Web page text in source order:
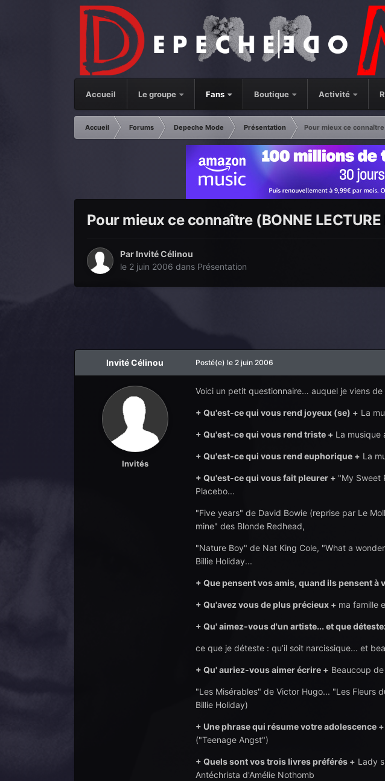
Accueil Le groupe Fans Boutique Activité
Accueil Forums Depeche Mode Présentation
Pour mieux ce
Pour mieux ce connaître (BONNE
Par Invité Célinou
le 2 juin 2006 dans Présentation
Invité Célinou
Invités
Posté(e) le 2 juin 2006
Voici un petit questionnaire… auquel je viens
+ Qu'est-ce qui vous rend joyeux (se) + La
+ Qu'est-ce qui vous rend triste + La musique
+ Qu'est-ce qui vous rend euphorique + La
+ Qu'est-ce qui vous fait pleurer + "My Sweet
Placebo...
"Five years" de David Bowie (reprise par Le
mine" des Blonde Redhead,
"Nature Boy" de Nat King Cole, "What a
Billie Holiday...
+ Que pensent vos amis, quand ils pensent à
+ Qu'avez vous de plus précieux + ma famille
+ Qu' aimez-vous d'un artiste... et que
ce que je déteste : qu’il soit narcissique... et
+ Qu' auriez-vous aimer écrire + Beaucoup
"Les Misérables" de Victor Hugo... "Les Fleurs
Billie Holiday)
+ Une phrase qui résume votre adolescence +
("Teenage Angst")
+ Quels sont vos trois livres préférés + Lady
Antéchrista d'Amélie Nothomb